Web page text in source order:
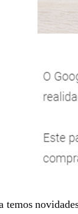
temos